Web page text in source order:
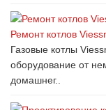
Ремонт котлов
Газовые котлы
оборудование от
домашнег..